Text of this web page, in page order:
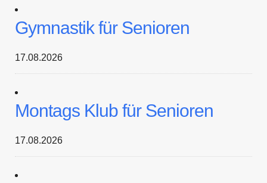
Gymnastik für Senioren
17.08.2026
Montags Klub für Senioren
17.08.2026